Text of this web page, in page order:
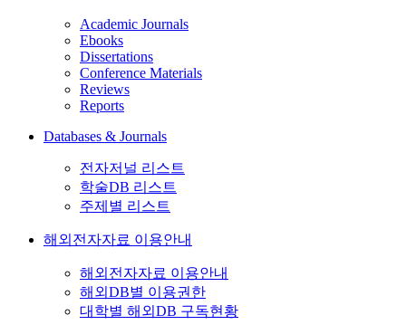
Academic Journals
Ebooks
Dissertations
Conference Materials
Reviews
Reports
Databases & Journals
전자저널 리스트
학술DB 리스트
주제별 리스트
해외전자자료 이용안내
해외전자자료 이용안내
해외DB별 이용권한
대학별 해외DB 구독현황